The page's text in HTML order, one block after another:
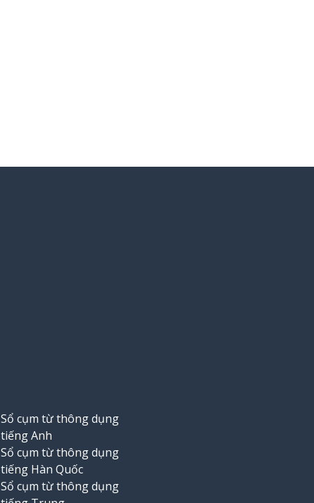
Sổ cụm từ thông dụng
tiếng Anh
Sổ cụm từ thông dụng
tiếng Hàn Quốc
Sổ cụm từ thông dụng